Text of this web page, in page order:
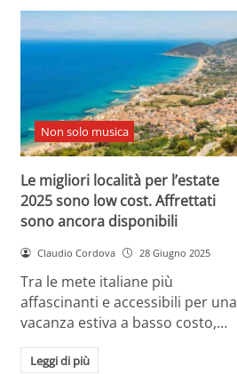
Non solo musica
Le migliori località per l’estate
2025 sono low cost. Affrettati
sono ancora disponibili
Claudio Cordova 28 Giugno 2025
Tra le mete italiane più
affascinanti e accessibili per una
vacanza estiva a basso costo,…
Leggi di più